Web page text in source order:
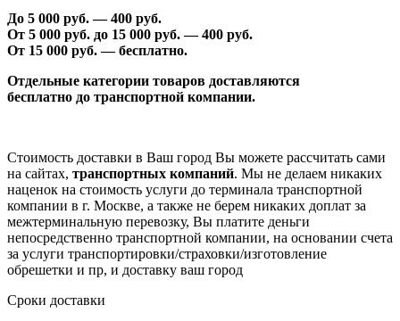
До 5 000 руб. —400 руб.
От 5 000 руб. до 15 000 руб. —400 руб.
От 15 000 руб. — бесплатно.
Отдельные категории товаров доставляются
бесплатно до транспортной компании.
Стоимость доставки в Ваш город Вы можете рассчитать сами
на сайтах, транспортных компаний. Мы не делаем никаких
наценок на стоимость услуги до терминала транспортной
компании в г. Москве, а также не берем никаких доплат за
межтерминальную перевозку, Вы платите деньги
непосредственно транспортной компании, на основании счета
за услуги транспортировки/страховки/изготовление
обрешетки и пр, и доставку ваш город
Сроки доставки